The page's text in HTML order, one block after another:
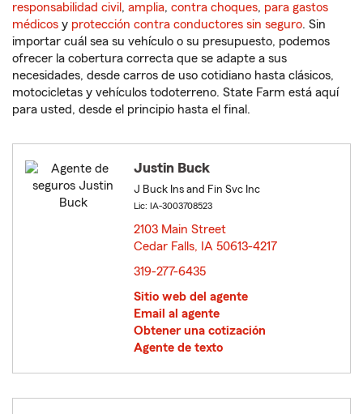
responsabilidad civil , amplia, contra choques, para gastos
médicos y protección contra conductores sin seguro. Sin
importar cuál sea su vehículo o su presupuesto, podemos
ofrecer la cobertura correcta que se adapte a sus
necesidades, desde carros de uso cotidiano hasta clásicos,
motocicletas y vehículos todoterreno. State Farm está aquí
para usted, desde el principio hasta el final.
Justin Buck
J Buck Ins and Fin Svc Inc
Lic: IA-3003708523
2103 Main Street
Cedar Falls, IA 50613-4217
319-277-6435
Sitio web del agente
Email al agente
Obtener una cotización
Agente de texto